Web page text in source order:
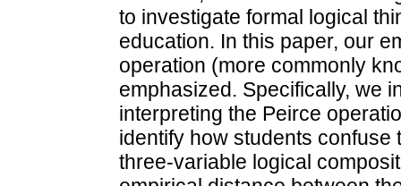
to investigate formal logical
education. In this paper, our
operation (more commonly
emphasized. Specifically, we
interpreting the Peirce
identify how students
three-variable logical